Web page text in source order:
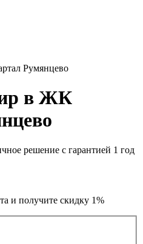
Румянцево
в ЖК
решение с гарантией 1 год
и получите скидку 1%